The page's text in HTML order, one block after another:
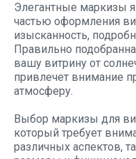
Элегантные маркизы
частью оформления
изысканность,
Правильно
вашу витрину от
привлечет внимание
атмосферу.
Выбор маркизы для
который требует
различных аспектов,